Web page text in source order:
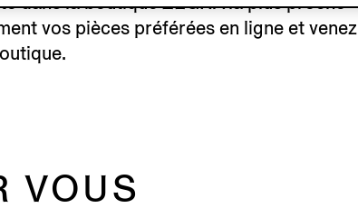
vos pièces préférées en ligne et venez
VOUS